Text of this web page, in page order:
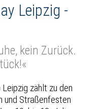
Leipzig -
kein Zurück.
zählt zu den
und Straßenfesten